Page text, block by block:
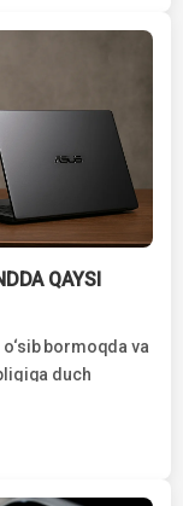
QAYSI
bormoqda va
duch
faol